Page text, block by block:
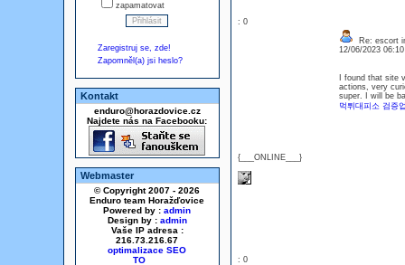
zapamatovat
Zaregistruj se, zde!
Zapomněl(a) jsi heslo?
Kontakt
enduro@horazdovice.cz
Najdete nás na Facebooku:
Webmaster
© Copyright 2007 - 2026
Enduro team Horažďovice
Powered by : admin
Design by : admin
Vaše IP adresa :
216.73.216.67
optimalizace SEO
: 0
{___ONLINE___}
Re: escort
12/06/2023
I found that site
actions, very
super. I will be
먹튀대피소 검증
: 0